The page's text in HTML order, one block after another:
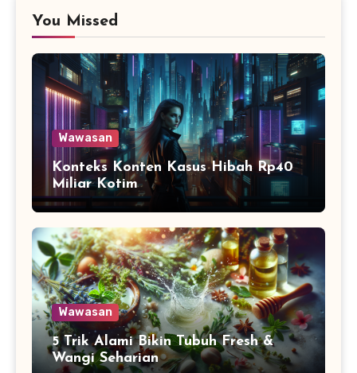
You Missed
Wawasan
Konteks Konten Kasus Hibah Rp40
Miliar Kotim
Wawasan
5 Trik Alami Bikin Tubuh Fresh &
Wangi Seharian